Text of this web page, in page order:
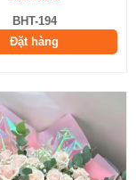
BHT-194
Đặt hàng